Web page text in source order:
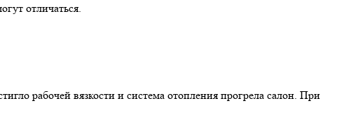
отличаться.
рабочей вязкости и система отопления прогрела салон. При